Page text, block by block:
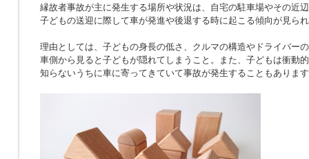
縁故者事故が主に発生する場所や状況は、自宅の駐車場やその近
子どもの送迎に際して車が発進や後退する時に起こる傾向が見ら
理由としては、子どもの身長の低さ、クルマの構造やドライバー
車側から見ると子どもが隠れてしまうこと。また、子どもは衝動
知らないうちに車に寄ってきていて事故が発生することもありま